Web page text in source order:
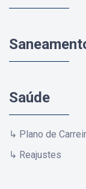
Saúde
↳ Plano de
↳ Reajustes